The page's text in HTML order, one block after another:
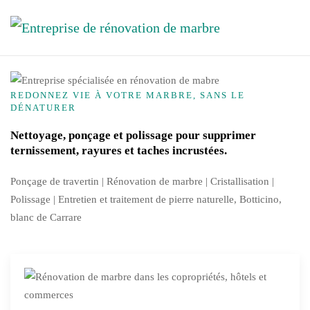
Accéder au contenu principal
REDONNEZ VIE À VOTRE MARBRE, SANS LE
DÉNATURER
Nettoyage, ponçage et polissage pour supprimer
ternissement, rayures et taches incrustées.
Ponçage de travertin | Rénovation de marbre | Cristallisation |
Polissage | Entretien et traitement de pierre naturelle, Botticino,
blanc de Carrare